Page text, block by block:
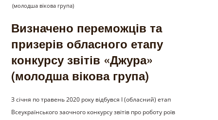
(молодша вікова група)
Визначено переможців та
призерів обласного етапу
конкурсу звітів «Джура»
(молодша вікова група)
З січня по травень 2020 року відбувся І (обласний) етап
Всеукраїнського заочного конкурсу звітів про роботу роїв